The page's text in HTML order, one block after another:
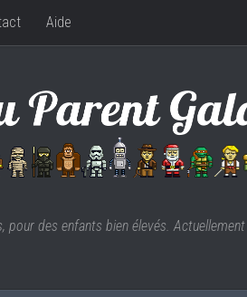
Aide
pour des enfants bien élevés.